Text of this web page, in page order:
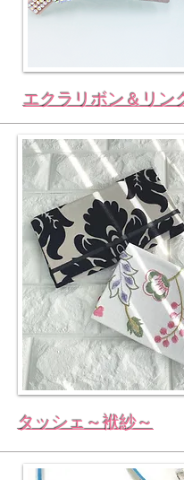
エクラリボン＆リン
タッシェ～袱紗～